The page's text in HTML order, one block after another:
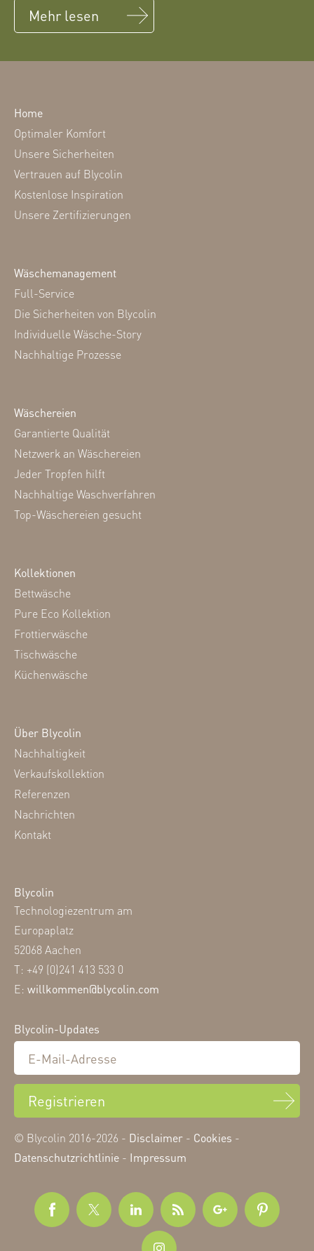
Mehr lesen
Home
Optimaler Komfort
Unsere Sicherheiten
Vertrauen auf Blycolin
Kostenlose Inspiration
Unsere Zertifizierungen
Wäschemanagement
Full-Service
Die Sicherheiten von Blycolin
Individuelle Wäsche-Story
Nachhaltige Prozesse
Wäschereien
Garantierte Qualität
Netzwerk an Wäschereien
Jeder Tropfen hilft
Nachhaltige Waschverfahren
Top-Wäschereien gesucht
Kollektionen
Bettwäsche
Pure Eco Kollektion
Frottierwäsche
Tischwäsche
Küchenwäsche
Über Blycolin
Nachhaltigkeit
Verkaufskollektion
Referenzen
Nachrichten
Kontakt
Blycolin
Technologiezentrum am
Europaplatz
52068 Aachen
T: +49 (0)241 413 533 0
E: willkommen@blycolin.com
Blycolin-Updates
Registrieren
© Blycolin 2016-2026 - Disclaimer - Cookies -
Datenschutzrichtlinie - Impressum